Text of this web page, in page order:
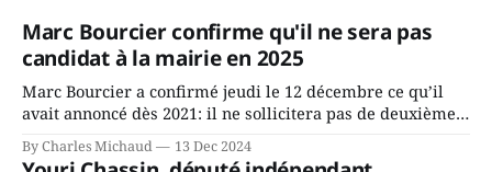
Marc Bourcier confirme qu'il ne sera pas
candidat à la mairie en 2025
Marc Bourcier a confirmé jeudi le 12 décembre ce qu’il
avait annoncé dès 2021: il ne sollicitera pas de deuxième
fait l’annonce en s’adressant aux employés de la ville,
By Charles Michaud 13 Dec 2024